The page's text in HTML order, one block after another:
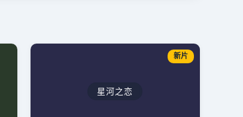
星河之恋
新片